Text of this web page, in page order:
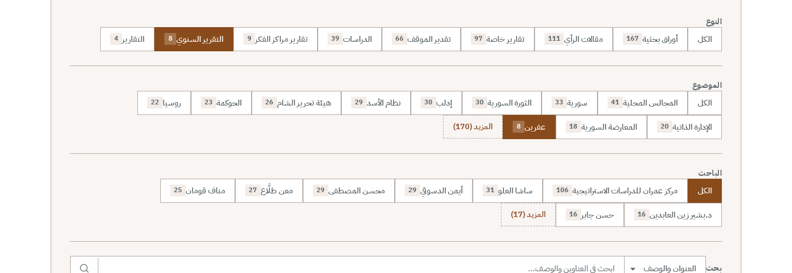
النوع
الكل أوراق بحثية 167 مقالات الرأي 111 تقارير خاصة 97 تقدير الموقف 66 الدراسات 39 تقارير مراكز الفكر 9 التقرير السنوي 8 التقارير 4
الموضوع
الكل المجالس المحلية 41 سورية 33 الثورة السورية 30 إدلب 30 نظام الأسد 29 هيئة تحرير الشام 26 الحوكمة 23 روسيا 22
الإدارة الذاتية 20 المعارضة السورية 18 عفرين 8 المزيد (170)
الباحث
الكل مركز عمران للدراسات الاستراتيجية 106 ساشا العلو 31 أيمن الدسوقي 29 محسن المصطفى 29 معن طلَّاع 27 مناف قومان 25
د.بشير زين العابدين 16 حسن جابر 16 المزيد (17)
بحث